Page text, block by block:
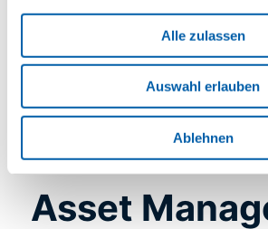
Alle zulassen
Auswahl erlauben
Ablehnen
Asset